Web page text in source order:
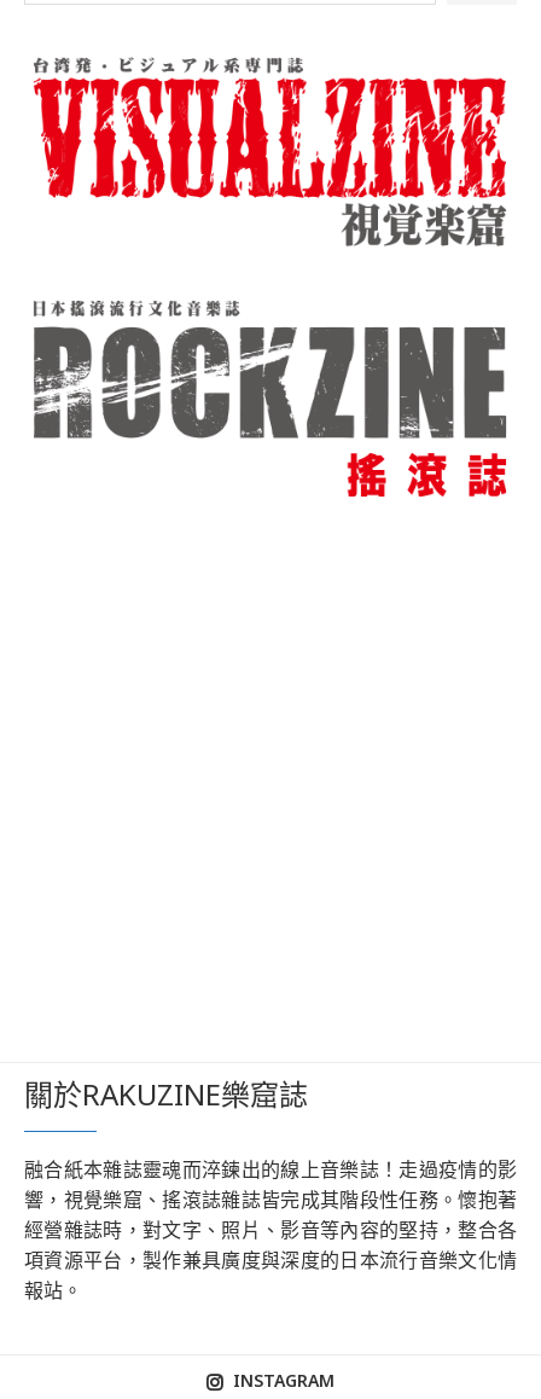
關於RAKUZINE樂窟誌
融合紙本雜誌靈魂而淬鍊出的線上音樂誌！走過疫情的影
響，視覺樂窟、搖滾誌雜誌皆完成其階段性任務。懷抱著
經營雜誌時，對文字、照片、影音等內容的堅持，整合各
項資源平台，製作兼具廣度與深度的日本流行音樂文化情
報站。
INSTAGRAM